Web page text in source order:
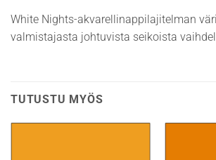
White Nights-akvarellinappilajitelman
valmistajasta johtuvista seikoista
TUTUSTU MYÖS